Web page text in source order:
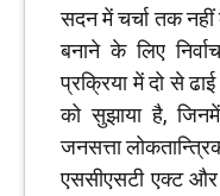
सदन में चर्चा तक नहीं
बनाने के लिए
प्रक्रिया में दो से
को सुझाया है,
जनसत्ता
एससीएसटी एक्ट